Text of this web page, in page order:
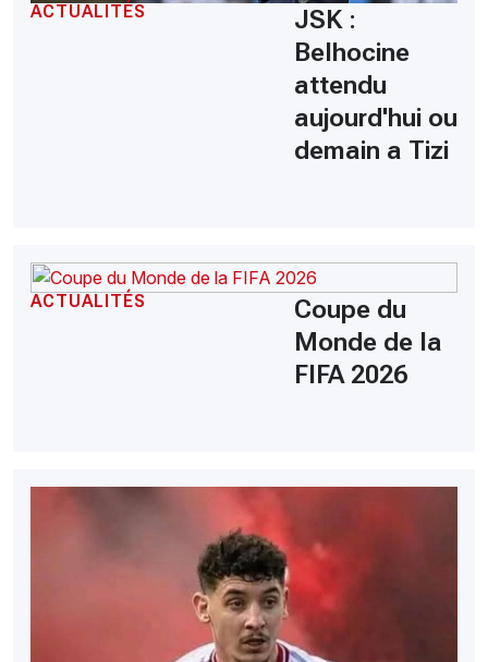
ACTUALITÉS
JSK :
Belhocine
attendu
aujourd'hui ou
demain a Tizi
ACTUALITÉS
Coupe du
Monde de la
FIFA 2026